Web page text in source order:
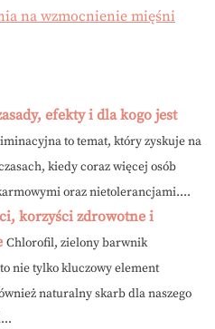
na wzmocnienie mięśni
efekty i dla kogo jest
to temat, który zyskuje na
kiedy coraz więcej osób
oraz nietolerancjami....
korzyści zdrowotne i
Chlorofil, zielony barwnik
nie tylko kluczowy element
naturalny skarb dla naszego